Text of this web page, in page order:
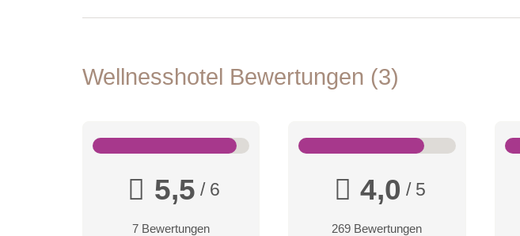
Wellnesshotel Bewertungen 3
5,5 / 6
7 Bewertungen
4,0 / 5
269 Bewertungen